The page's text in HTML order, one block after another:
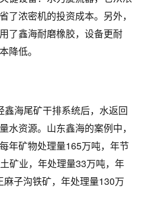
了浓密机的投资成本。另外，
了鑫海耐磨橡胶，设备更耐
降低。
海尾矿干排系统后，水返回
水资源。山东鑫海的案例中，
年矿物处理量165万吨，年节
矿业，年处理量33万吨，年
子沟铁矿，年处理量130万